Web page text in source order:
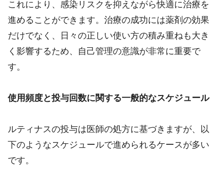
これにより、感染リスクを抑えながら快適に治療を
進めることができます。治療の成功には薬剤の効果
だけでなく、日々の正しい使い方の積み重ねも大き
く影響するため、自己管理の意識が非常に重要で
す。
使用頻度と投与回数に関する一般的なスケジュール
ルティナスの投与は医師の処方に基づきますが、以
下のようなスケジュールで進められるケースが多い
です。